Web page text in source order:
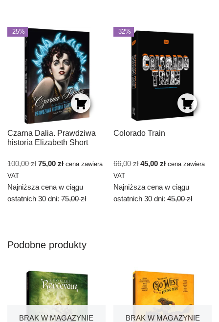
-25%
Czarna Dalia. Prawdziwa
historia Elizabeth Short
100,00zł 75,00 zł cena zawiera
VAT
Najniższa cena w ciągu
ostatnich 30 dni: 75,00 zł
-32%
Colorado Train
66,00zł 45,00zł cena zawiera
VAT
Najniższa cena w ciągu
ostatnich 30 dni:45,00 zł
Podobne produkty
BRAK W MAGAZYNIE BRAK W MAGAZYNIE